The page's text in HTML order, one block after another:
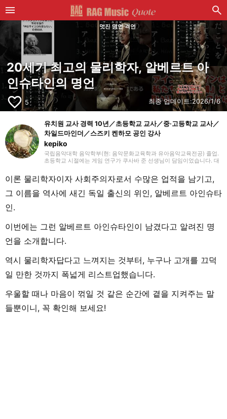
멋진 명언·격언
20세기 최고의 물리학자, 알베르트 아
인슈타인의 명언
favorite_border 5 최종 업데이트:2026/1/6
유치원 교사 경력 10년／초등학교 교사／중·고등학교 교사／
차일드마인더／스즈키 켄하모 공인 강사
kepiko
국립음악대학 음악학부(현: 음악문화교육학과 유아음악교육전공) 졸업.
초등학교 시절에는 게임 연구가 쿠사바 준 선생님이 담임이었습니다. 대
뒤, 싱가포르의 국제학교에서 음악 교사로 부임. 음악 교육뿐만 아니라
일본 문화와 전승 놀이, 레크리에이션 등을 전하는 활동도 하며 많은 아
이들과 교류해 왔습니다. 그 후 쇼가쿠칸에서 프리랜서 라이터, 기획, 편
집 일을 통해 즐거운 어른들과의 만남을 거치며 전달하는 것의 즐거움을
그리기, 전승 놀이, 아웃도어, 책, 공작, 크래프트. 특기는 팽이 기술.
이론 물리학자이자 사회주의자로서 수많은 업적을 남기고,
그 이름을 역사에 새긴 독일 출신의 위인, 알베르트 아인슈타
인.
이번에는 그런 알베르트 아인슈타인이 남겼다고 알려진 명
언을 소개합니다.
역시 물리학자답다고 느껴지는 것부터, 누구나 고개를 끄덕
일 만한 것까지 폭넓게 리스트업했습니다.
우울할 때나 마음이 꺾일 것 같은 순간에 곁을 지켜주는 말
들뿐이니, 꼭 확인해 보세요!